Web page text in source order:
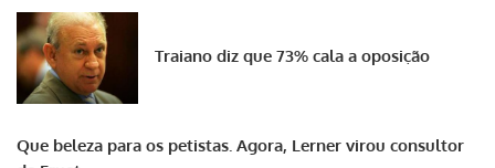
Traiano diz que 73% cala a oposição
Que beleza para os petistas. Agora, Lerner virou consultor